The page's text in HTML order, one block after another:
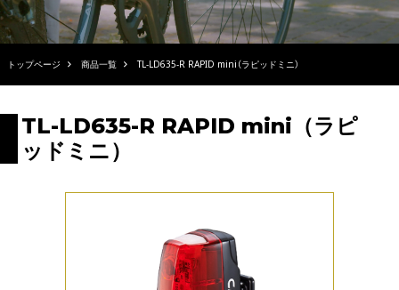
トップページ 商品一覧 TL-LD635-R RAPID mini（ラピッドミニ）
TL-LD635-R RAPID mini（ラピ
ッドミニ）